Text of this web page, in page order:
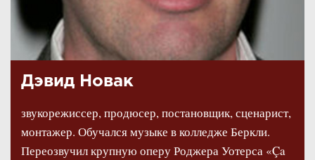
Дэвид Новак
звукорежиссер, продюсер, постановщик, сценарист,
монтажер. Обучался музыке в колледже Беркли.
Переозвучил крупную оперу Роджера Уотерса «Ça